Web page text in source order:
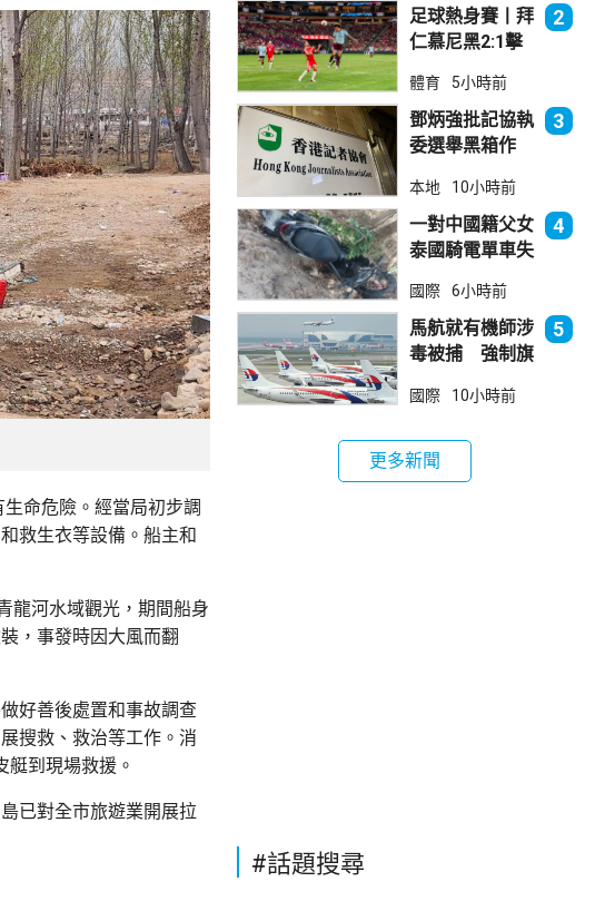
命危險。經當局初步調
救生衣等設備。船主和
龍河水域觀光，期間船身
，事發時因大風而翻
好善後處置和事故調查
搜救、救治等工作。消
到現場救援。
已對全市旅遊業開展拉
足球熱身賽丨拜
仁慕尼黑2:1擊
2
體育 5小時前
鄧炳強批記協執
委選舉黑箱作
國安一定「釘死
你」
3
本地 10小時前
一對中國籍父女
泰國騎電單車失
傷
4
國際 6小時前
馬航就有機師涉
毒被捕 強制旗
毒品檢測
5
國際 10小時前
更多新聞
#話題搜尋